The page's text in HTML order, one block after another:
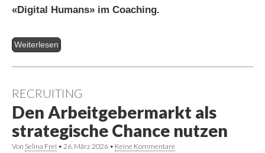
«Digital Humans» im Coaching.
Weiterlesen
RECRUITING
Den Arbeitgebermarkt als
strategische Chance nutzen
Von Selina Frei • 26. März 2026 • Keine Kommentare